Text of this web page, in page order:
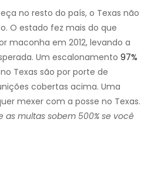
no resto do país, o Texas não
O estado fez mais do que
maconha em 2012, levando a
Um escalonamento 97%
Texas são por porte de
cobertas acima. Uma
mexer com a posse no Texas.
as multas sobem 500% se você